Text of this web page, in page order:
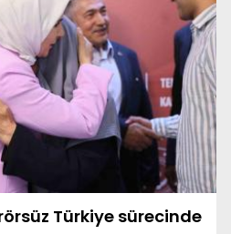
Türkiye sürecinde